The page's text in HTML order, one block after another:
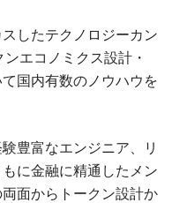
したテクノロジーカン
エコノミクス設計・
国内有数のノウハウを
豊富なエンジニア、リ
に金融に精通したメン
面からトークン設計か